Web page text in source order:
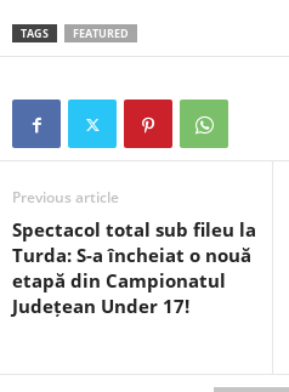
TAGS FEATURED
Previous article
Spectacol total sub fileu la
Turda: S-a încheiat o nouă
etapă din Campionatul
Județean Under 17!